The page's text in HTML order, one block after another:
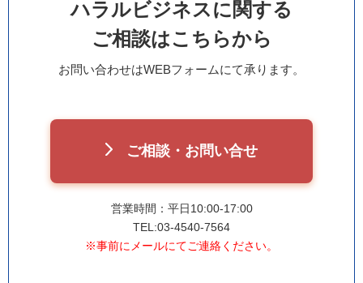
ハラルビジネスに関する
ご相談はこちらから
お問い合わせはWEBフォームにて承ります。
ご相談・お問い合せ
営業時間：平日10:00-17:00
TEL:03-4540-7564
※事前にメールにてご連絡ください。